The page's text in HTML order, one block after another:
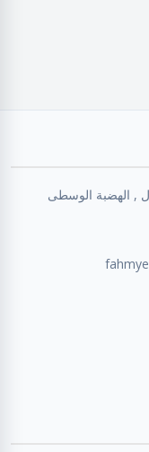
, الهضبة الوسطى